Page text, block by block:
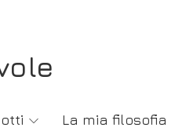
La mia filosofia